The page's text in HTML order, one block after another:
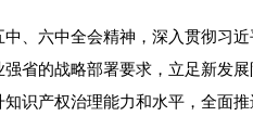
六中全会精神，深入贯彻习近
省的战略部署要求，立足新发
识产权治理能力和水平，全面